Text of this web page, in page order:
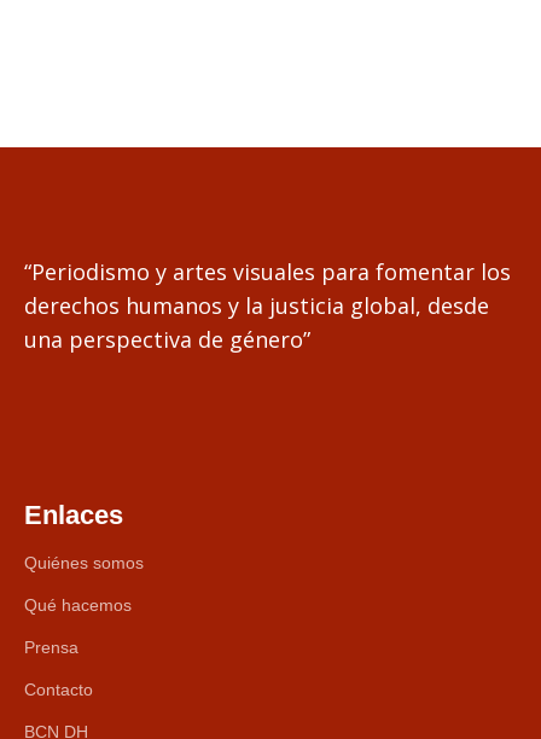
“Periodismo y artes visuales para fomentar los
derechos humanos y la justicia global, desde
una perspectiva de género”
Enlaces
Quiénes somos
Qué hacemos
Prensa
Contacto
BCN DH